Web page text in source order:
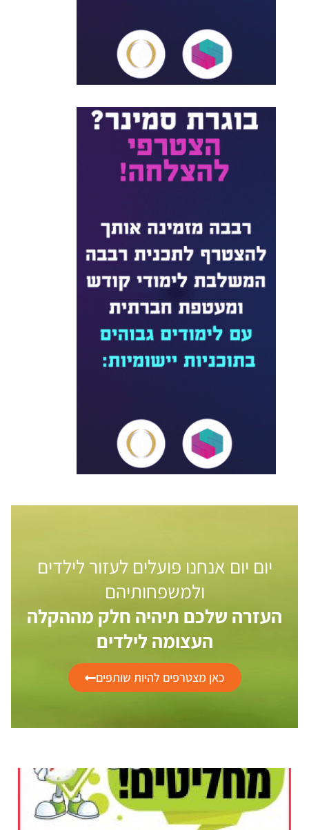
יום יום אנחנו פועלים לעזור לילדים
ולמשפחותיהם
העזרה שלכם תיהיה חלק מההקלה
העצומה לילדים
כאן מצטרפים להיות שותפים